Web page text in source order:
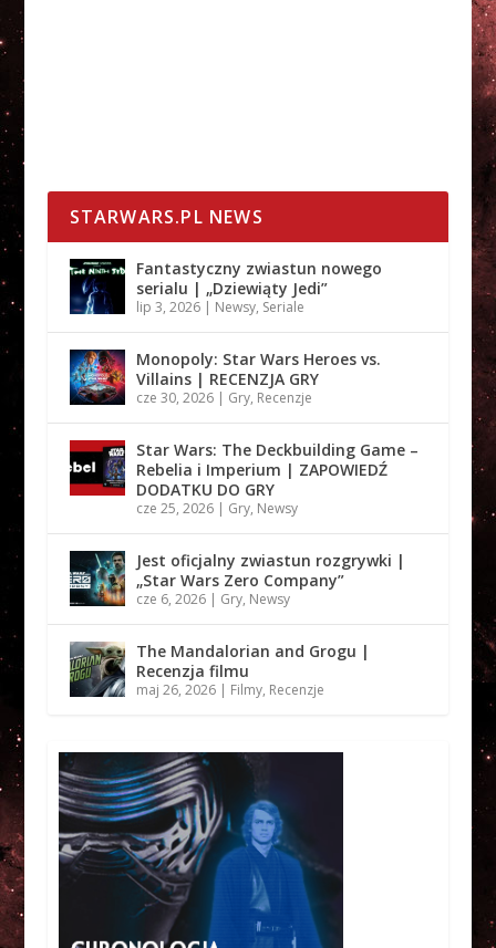
STARWARS.PL NEWS
Fantastyczny zwiastun nowego
serialu | „Dziewiąty Jedi”
lip 3, 2026| Newsy, Seriale
Monopoly: Star Wars Heroes vs.
Villains | RECENZJA GRY
cze 30, 2026| Gry, Recenzje
Star Wars: The Deckbuilding Game –
Rebelia i Imperium | ZAPOWIEDŹ
DODATKU DO GRY
cze 25, 2026| Gry, Newsy
Jest oficjalny zwiastun rozgrywki |
„Star Wars Zero Company”
cze 6, 2026| Gry, Newsy
The Mandalorian and Grogu |
Recenzja filmu
maj 26, 2026| Filmy, Recenzje